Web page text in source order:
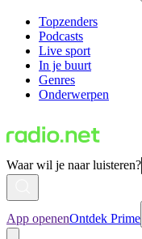
Topzenders
Podcasts
Live sport
In je buurt
Genres
Onderwerpen
Waar wil je naar luisteren?
App openenOntdek Prime